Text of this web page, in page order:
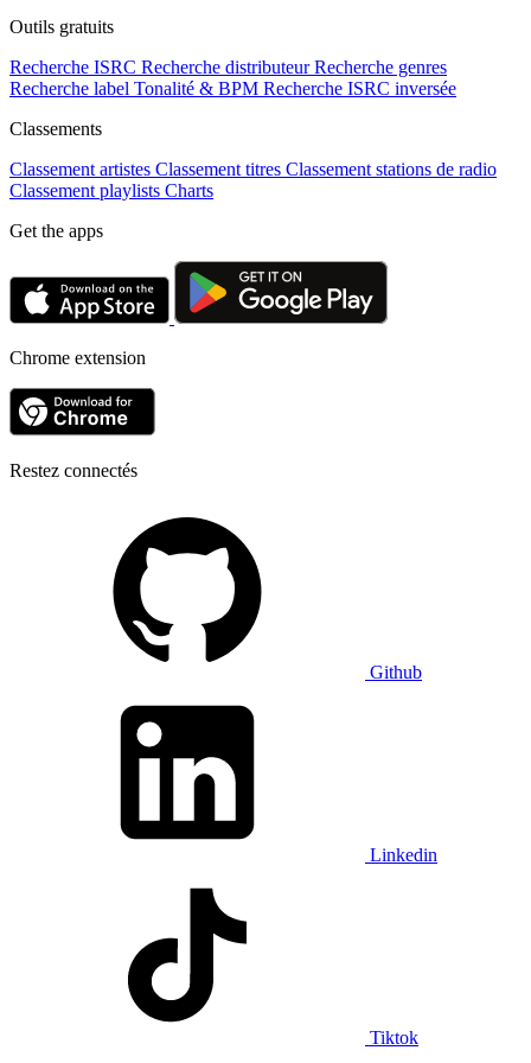
Outils gratuits
Recherche ISRC Recherche distributeur Recherche genres
Recherche label Tonalité & BPM Recherche ISRC inversée
Classements
Classement artistes Classement titres Classement stations de radio
Classement playlists Charts
Get the apps
Chrome extension
Restez connectés
Github
Linkedin
Tiktok